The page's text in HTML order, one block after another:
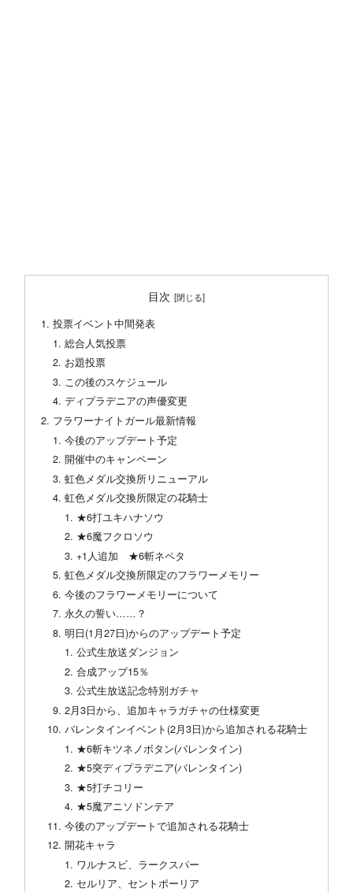
目次
投票イベント中間発表
総合人気投票
お題投票
この後のスケジュール
ディプラデニアの声優変更
フラワーナイトガール最新情報
今後のアップデート予定
開催中のキャンペーン
虹色メダル交換所リニューアル
虹色メダル交換所限定の花騎士
★6打ユキハナソウ
★6魔フクロソウ
+1人追加 ★6斬ネペタ
虹色メダル交換所限定のフラワーメモリー
今後のフラワーメモリーについて
永久の誓い……？
明日(1月27日)からのアップデート予定
公式生放送ダンジョン
合成アップ15％
公式生放送記念特別ガチャ
2月3日から、追加キャラガチャの仕様変更
バレンタインイベント(2月3日)から追加される花騎士
★6斬キツネノボタン(バレンタイン)
★5突ディプラデニア(バレンタイン)
★5打チコリー
★5魔アニソドンテア
今後のアップデートで追加される花騎士
開花キャラ
ワルナスビ、ラークスパー
セルリア、セントポーリア